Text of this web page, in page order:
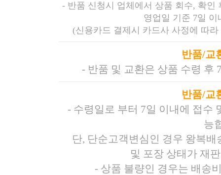
- 반품 신청시 업체에서 상품 회수, 확인
영업일 기준 7일
(신용카드 결제시 카드사 사정에 따
반품/교
- 반품 및 교환은 상품 수령 후
반품/교
- 수령일로 부터 7일 이내에 접수
능
단, 단순고객변심인 경우 왕복
및 포장 상태가 재
- 상품 불량인 경우는 배송